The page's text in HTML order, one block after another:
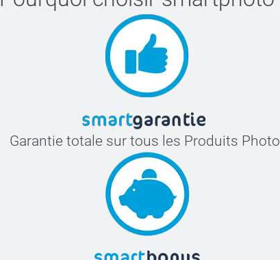
Garantie totale sur tous les Produits Photo